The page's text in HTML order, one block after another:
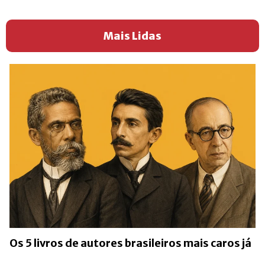
Mais Lidas
Os 5 livros de autores brasileiros mais caros já